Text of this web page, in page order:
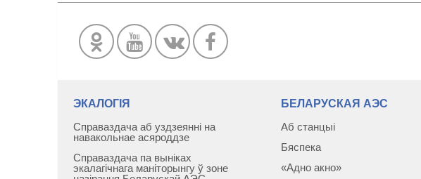
ЭКАЛОГІЯ
Справаздача аб уздзеянні на
навакольнае асяроддзе
Справаздача па выніках
экалагічнага маніторынгу ў зоне
БЕЛАРУСКАЯ АЭС
Аб станцыі
Бяспека
«Адно акно»